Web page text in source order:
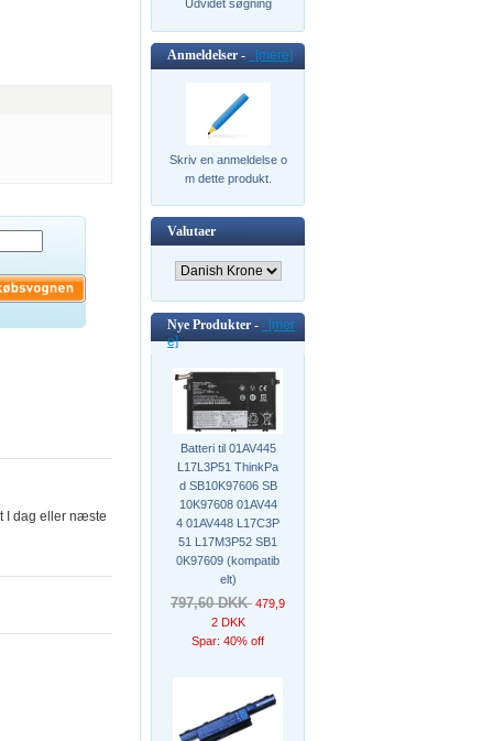
I dag eller næste
Udvidet søgning
Anmeldelser - [mere]
Skriv en anmeldelse o
m dette produkt.
Valutaer
Nye Produkter -
[mer
e]
Batteri til 01AV445
L17L3P51 ThinkPa
d SB10K97606 SB
10K97608 01AV44
4 01AV448 L17C3P
51 L17M3P52 SB1
0K97609 (kompatib
elt)
797,60 DKK 479,9
2 DKK
Spar: 40% off